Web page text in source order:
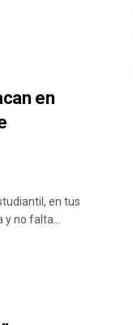
en
en tus
no falta...